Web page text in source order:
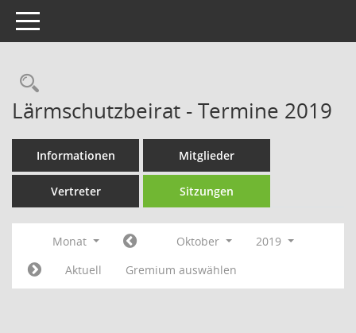
Toggle navigation
Rechercheauswahl
Lärmschutzbeirat - Termine 2019
Informationen Mitglieder
Vertreter Sitzungen
Monat Oktober
2019
Aktuell
Gremium auswählen